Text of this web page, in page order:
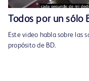
Todos por un sólo
Este video habla sobre las
propósito de BD.